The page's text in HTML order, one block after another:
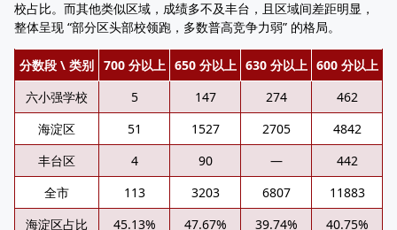
校占比。而其他类似区域，成绩多不及丰台，且区域间差距明显，
整体呈现 “部分区头部校领跑，多数普高竞争力弱” 的格局。
分数段 \ 类别 700 分以上 650 分以上 630 分以上 600 分以上
六小强学校
5 147 274
462
海淀区
51 1527 2705
4842
丰台区
4 90 —
442
全市
113 3203 6807
11883
海淀区占比
45.13% 47.67% 39.74% 40.75%